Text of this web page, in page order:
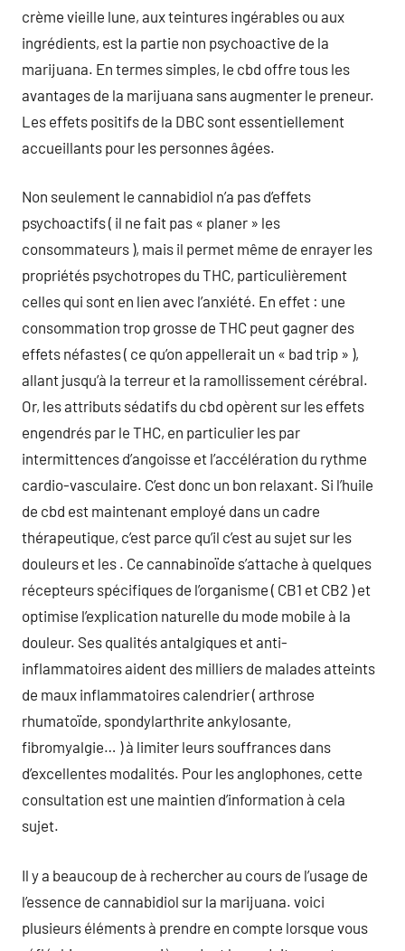
crème vieille lune, aux teintures ingérables ou aux
ingrédients, est la partie non psychoactive de la
marijuana. En termes simples, le cbd offre tous les
avantages de la marijuana sans augmenter le preneur.
Les effets positifs de la DBC sont essentiellement
accueillants pour les personnes âgées.
Non seulement le cannabidiol n’a pas d’effets
psychoactifs ( il ne fait pas « planer » les
consommateurs ), mais il permet même de enrayer les
propriétés psychotropes du THC, particulièrement
celles qui sont en lien avec l’anxiété. En effet : une
consommation trop grosse de THC peut gagner des
effets néfastes ( ce qu’on appellerait un « bad trip » ),
allant jusqu’à la terreur et la ramollissement cérébral.
Or, les attributs sédatifs du cbd opèrent sur les effets
engendrés par le THC, en particulier les par
intermittences d’angoisse et l’accélération du rythme
cardio-vasculaire. C’est donc un bon relaxant. Si l’huile
de cbd est maintenant employé dans un cadre
thérapeutique, c’est parce qu’il c’est au sujet sur les
douleurs et les . Ce cannabinoïde s’attache à quelques
récepteurs spécifiques de l’organisme ( CB1 et CB2 ) et
optimise l’explication naturelle du mode mobile à la
douleur. Ses qualités antalgiques et anti-
inflammatoires aident des milliers de malades atteints
de maux inflammatoires calendrier ( arthrose
rhumatoïde, spondylarthrite ankylosante,
fibromyalgie… ) à limiter leurs souffrances dans
d’excellentes modalités. Pour les anglophones, cette
consultation est une maintien d’information à cela
sujet.
Il y a beaucoup de à rechercher au cours de l’usage de
l’essence de cannabidiol sur la marijuana. voici
plusieurs éléments à prendre en compte lorsque vous